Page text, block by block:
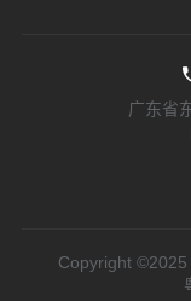
广东省
Copyright ©2025